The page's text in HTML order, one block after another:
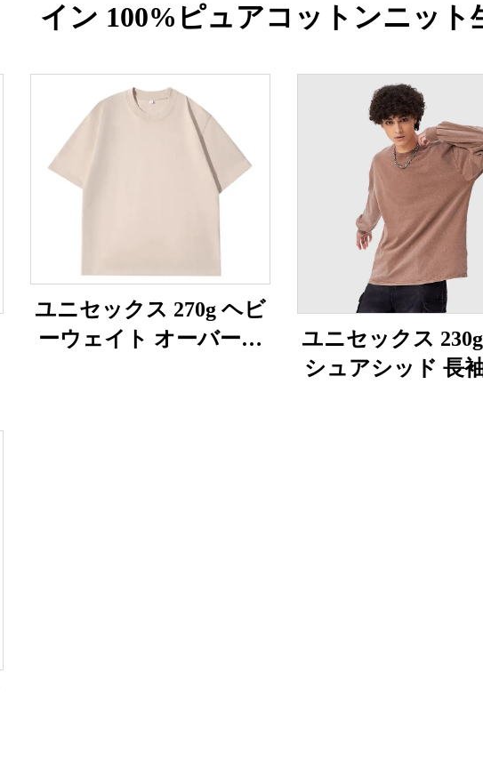
イン 100%ピュアコットンニット
ユニセックス 270g ヘビ
ーウェイト オーバーサ
ユニセックス
シュアシッド 長